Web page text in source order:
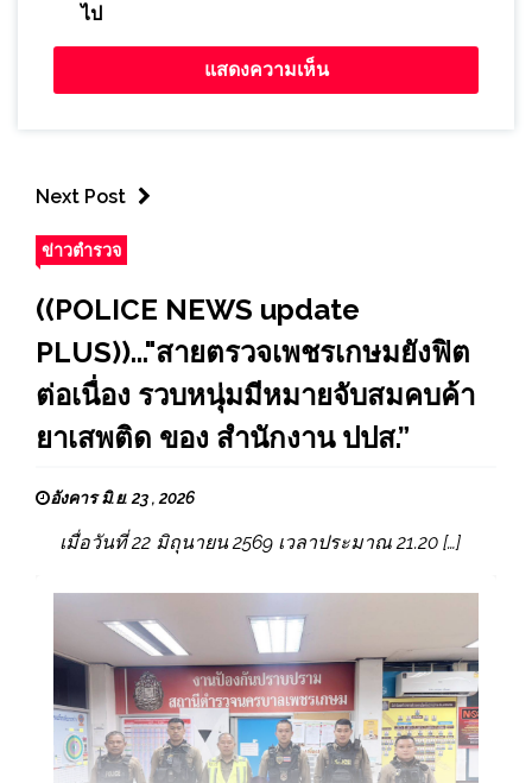
ไป
Next Post
ข่าวตำรวจ
((POLICE NEWS update
PLUS))..."สายตรวจเพชรเกษมยังฟิต
ต่อเนื่อง รวบหนุ่มมีหมายจับสมคบค้า
ยาเสพติด ของ สำนักงาน ปปส.”
อังคาร มิ.ย. 23 , 2026
เมื่อวันที่ 22 มิถุนายน 2569 เวลาประมาณ 21.20 […]